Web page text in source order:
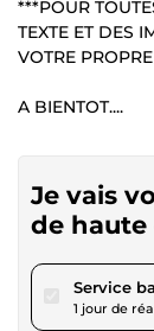
***POUR
TEXTE ET DES
VOTRE
A BIENTOT....
Je vais
de haute
Service
1 jour de